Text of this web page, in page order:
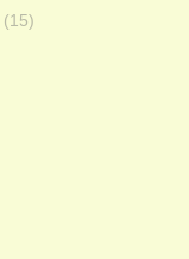
(15)